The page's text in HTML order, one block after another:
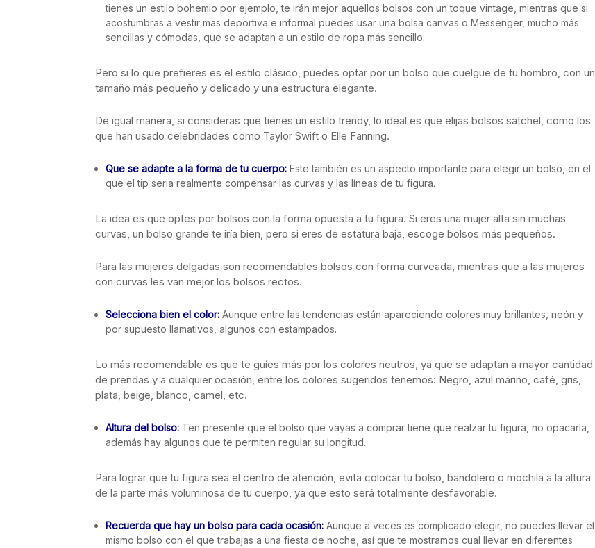
tienes un estilo bohemio por ejemplo, te irán mejor aquellos bolsos con un toque vintage, mientras que si
acostumbras a vestir mas deportiva e informal puedes usar una bolsa canvas o Messenger, mucho más
sencillas y cómodas, que se adaptan a un estilo de ropa más sencillo.
Pero si lo que prefieres es el estilo clásico, puedes optar por un bolso que cuelgue de tu hombro, con un
tamaño más pequeño y delicado y una estructura elegante.
De igual manera, si consideras que tienes un estilo trendy, lo ideal es que elijas bolsos satchel, como los
que han usado celebridades como Taylor Swift o Elle Fanning.
Que se adapte a la forma de tu cuerpo: Este también es un aspecto importante para elegir un bolso, en el
que el tip seria realmente compensar las curvas y las líneas de tu figura.
La idea es que optes por bolsos con la forma opuesta a tu figura. Si eres una mujer alta sin muchas
curvas, un bolso grande te iría bien, pero si eres de estatura baja, escoge bolsos más pequeños.
Para las mujeres delgadas son recomendables bolsos con forma curveada, mientras que a las mujeres
con curvas les van mejor los bolsos rectos.
Selecciona bien el color: Aunque entre las tendencias están apareciendo colores muy brillantes, neón y
por supuesto llamativos, algunos con estampados.
Lo más recomendable es que te guíes más por los colores neutros, ya que se adaptan a mayor cantidad
de prendas y a cualquier ocasión, entre los colores sugeridos tenemos: Negro, azul marino, café, gris,
plata, beige, blanco, camel, etc.
Altura del bolso: Ten presente que el bolso que vayas a comprar tiene que realzar tu figura, no opacarla,
además hay algunos que te permiten regular su longitud.
Para lograr que tu figura sea el centro de atención, evita colocar tu bolso, bandolero o mochila a la altura
de la parte más voluminosa de tu cuerpo, ya que esto será totalmente desfavorable.
Recuerda que hay un bolso para cada ocasión: Aunque a veces es complicado elegir, no puedes llevar el
mismo bolso con el que trabajas a una fiesta de noche, así que te mostramos cual llevar en diferentes